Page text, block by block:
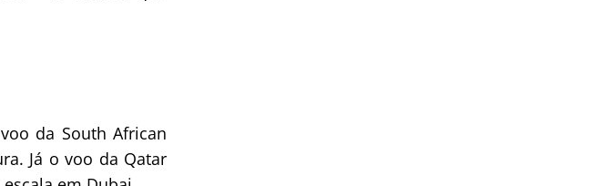
da South African
Já o voo da Qatar